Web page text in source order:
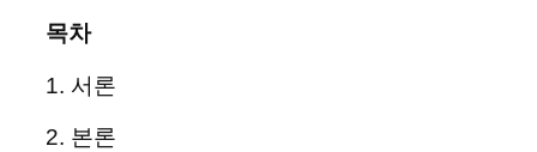
목차
1. 서론
2. 본론